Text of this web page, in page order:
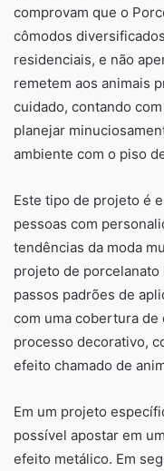
comprovam que o
cômodos
residenciais, e não
remetem aos animais
cuidado, contando
planejar
ambiente com o piso
Este tipo de projeto é
pessoas com
tendências da moda
projeto de
passos padrões de
com uma cobertura de
processo decorativo,
efeito chamado de
Em um projeto
possível apostar em
efeito metálico. Em